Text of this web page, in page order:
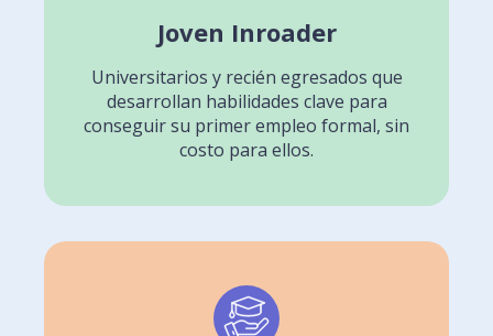
Joven Inroader
Universitarios y recién egresados que
desarrollan habilidades clave para
conseguir su primer empleo formal, sin
costo para ellos.